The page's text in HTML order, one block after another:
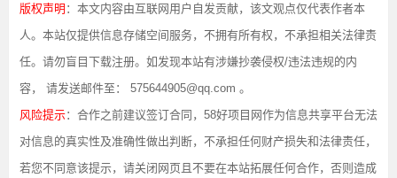
版权声明 ：本文内容由互联网用户自发贡献，该文观点仅代表作者本
人。本站仅提供信息存储空间服务，不拥有所有权，不承担相关法律责
任。请勿盲目下载注册。如发现本站有涉嫌抄袭侵权/违法违规的内
容， 请发送邮件至： 575644905@qq.com 。
风险提示：合作之前建议签订合同，58好项目网作为信息共享平台无法
对信息的真实性及准确性做出判断，不承担任何财产损失和法律责任，
若您不同意该提示，请关闭网页且不要在本站拓展任何合作，否则造成